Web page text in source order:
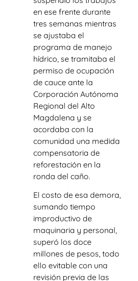
en ese frente durante
tres semanas mientras
se ajustaba el
programa de manejo
hídrico, se tramitaba el
permiso de ocupación
de cauce ante la
Corporación Autónoma
Regional del Alto
Magdalena y se
acordaba con la
comunidad una medida
compensatoria de
reforestación en la
ronda del caño.
El costo de esa demora,
sumando tiempo
improductivo de
maquinaria y personal,
superó los doce
millones de pesos, todo
ello evitable con una
revisión previa de las